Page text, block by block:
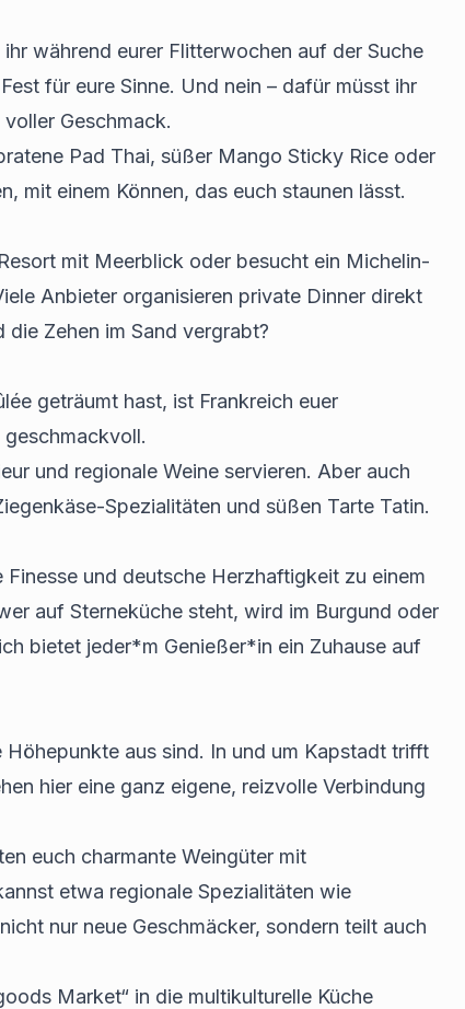
während eurer Flitterwochen auf der Suche
für eure Sinne. Und nein – dafür müsst ihr
Geschmack.
Pad Thai, süßer Mango Sticky Rice oder
mit einem Können, das euch staunen lässt.
mit Meerblick oder besucht ein Michelin-
Anbieter organisieren private Dinner direkt
Zehen im Sand vergrabt?
geträumt hast, ist Frankreich euer
geschmackvoll.
und regionale Weine servieren. Aber auch
Spezialitäten und süßen Tarte Tatin.
und deutsche Herzhaftigkeit zu einem
auf Sterneküche steht, wird im Burgund oder
bietet jeder*m Genießer*in ein Zuhause auf
aus sind. In und um Kapstadt trifft
hier eine ganz eigene, reizvolle Verbindung
euch charmante Weingüter mit
etwa regionale Spezialitäten wie
nur neue Geschmäcker, sondern teilt auch
Market“ in die multikulturelle Küche